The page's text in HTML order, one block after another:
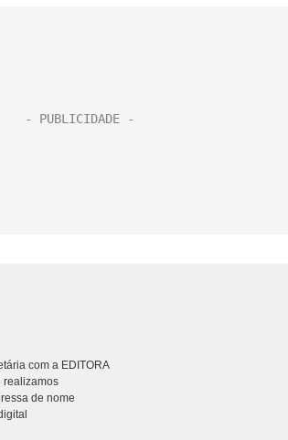
com a EDITORA
realizamos
de nome